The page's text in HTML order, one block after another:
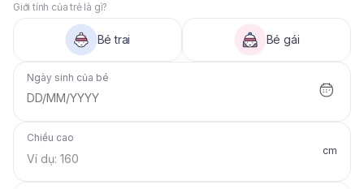
Giới tính của trẻ là gì?
Bé trai Bé gái
Ngày sinh của bé
DD/MM/YYYY
Chiều cao
cm